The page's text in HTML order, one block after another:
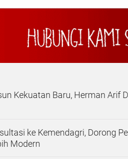
Kekuatan Baru, Herman Arif
ke Kemendagri, Dorong
Modern